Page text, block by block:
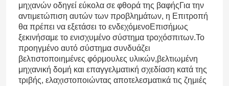
μηχανών οδηγεί εύκολα σε φθορά της βαφήςΓια την
αντιμετώπιση αυτών των προβλημάτων, η Επιτροπή
θα πρέπει να εξετάσει το ενδεχόμενοΕπισήμως
ξεκινήσαμε το ενισχυμένο σύστημα τροχόσπιτων.Το
προηγμένο αυτό σύστημα συνδυάζει
βελτιστοποιημένες φόρμουλες υλικών,βελτιωμένη
μηχανική δομή και επαγγελματική σχεδίαση κατά της
τριβής, ελαχιστοποιώντας αποτελεσματικά τις ζημιές